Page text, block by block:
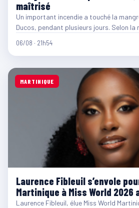
maîtrisé
Un important incendie a touché la
Ducos, pendant plusieurs jours. Selon
06/08 · 21h54
MARTINIQUE
Laurence Fibleuil s’envole
Martinique à Miss World 2026
Laurence Fibleuil, élue Miss World